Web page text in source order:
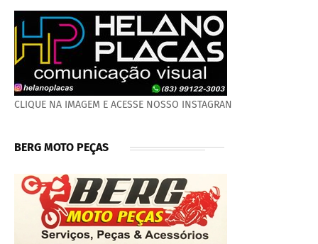
CLIQUE NA IMAGEM E ACESSE NOSSO INSTAGRAN
BERG MOTO PEÇAS